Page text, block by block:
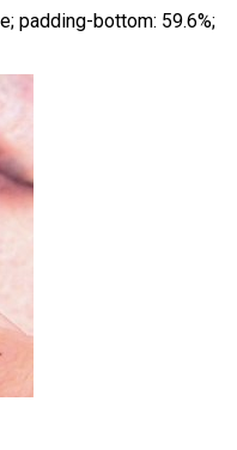
padding-bottom: 59.6%;